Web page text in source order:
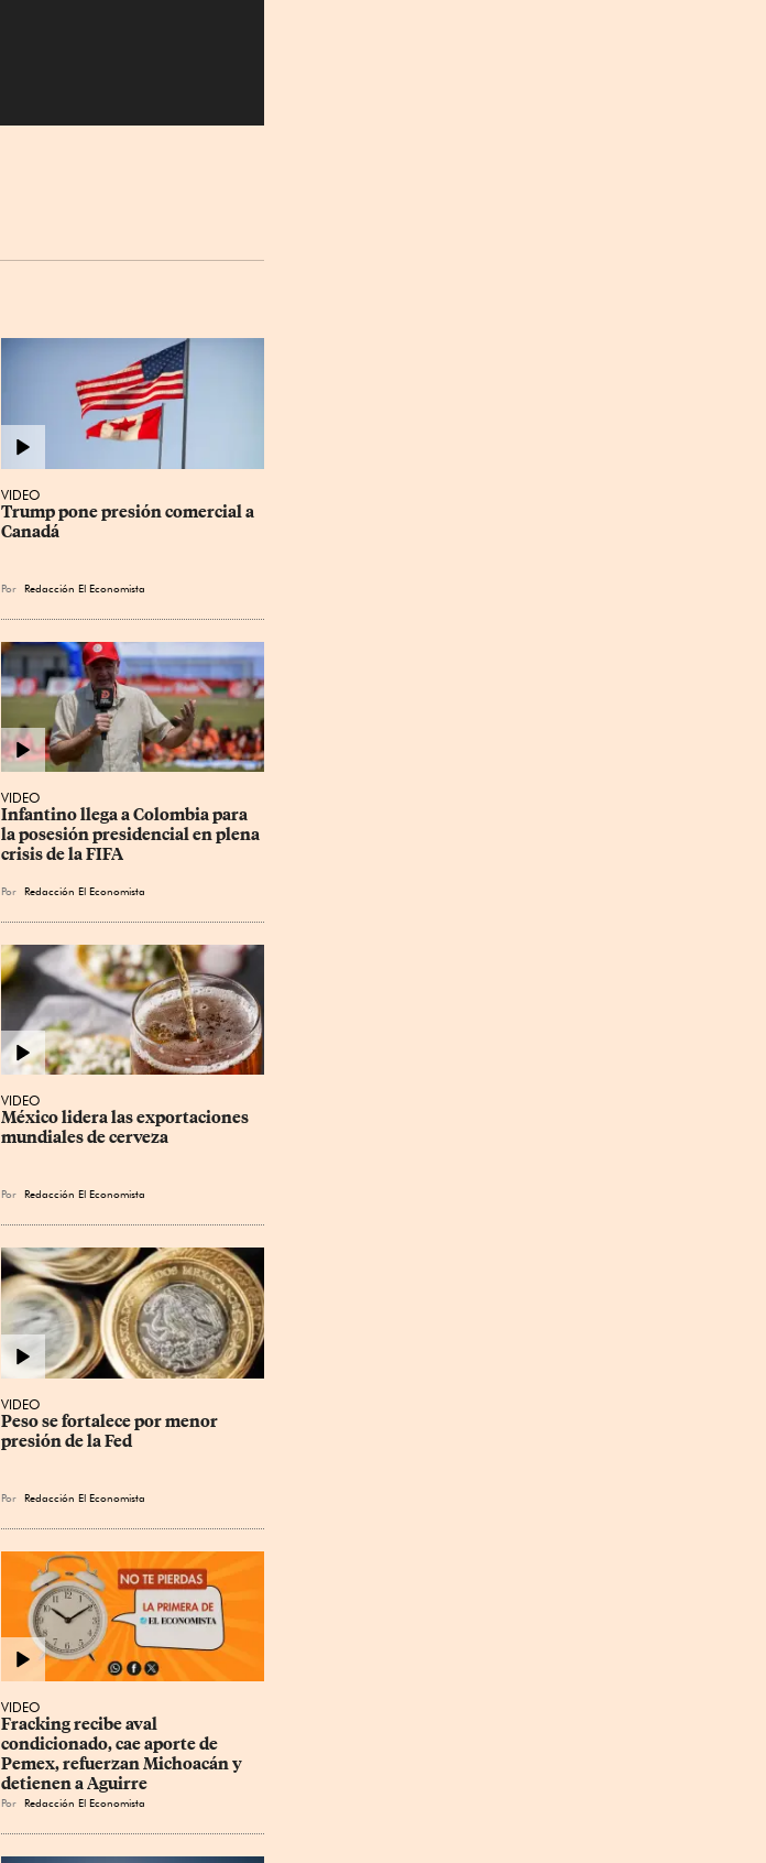
VIDEO
Trump pone presión comercial a
Canadá
Por Redacción El Economista
VIDEO
Infantino llega a Colombia para
la posesión presidencial en plena
crisis de la FIFA
Por Redacción El Economista
VIDEO
México lidera las exportaciones
mundiales de cerveza
Por Redacción El Economista
VIDEO
Peso se fortalece por menor
presión de la Fed
Por Redacción El Economista
VIDEO
Fracking recibe aval
condicionado, cae aporte de
Pemex, refuerzan Michoacán y
detienen a Aguirre
Por Redacción El Economista